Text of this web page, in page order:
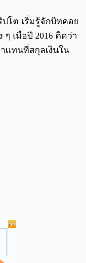
โต เริ่มรู้จักบิทคอย
เมื่อปี 2016 คิดว่า
แทนที่สกุลเงินใน